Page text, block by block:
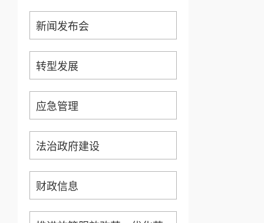
新闻发布会
转型发展
应急管理
法治政府建设
财政信息